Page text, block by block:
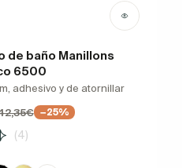
de baño Manillons
6500
adhesivo y de atornillar
−25%
(4)